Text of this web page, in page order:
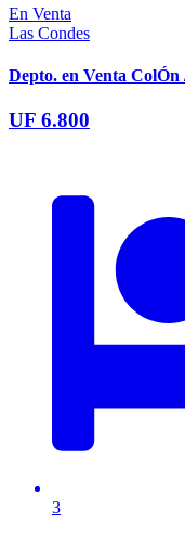
En Venta
Las Condes
Depto. en Venta ColÓn
UF 6.800
3